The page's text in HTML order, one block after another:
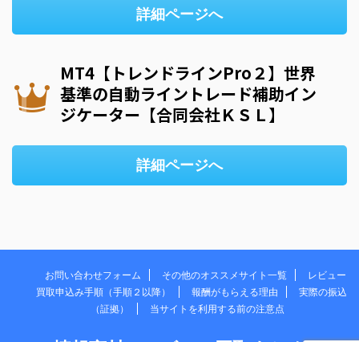
詳細ページへ
MT4【トレンドラインPro２】世界
基準の自動ライントレード補助イン
ジケーター【合同会社ＫＳＬ】
詳細ページへ
お問い合わせフォーム その他のオススメサイト一覧
レビュー
買取申込み手順（手順２以降）
報酬がもらえる理由
実際の振込
（証拠）
当サイトを利用する前の注意点